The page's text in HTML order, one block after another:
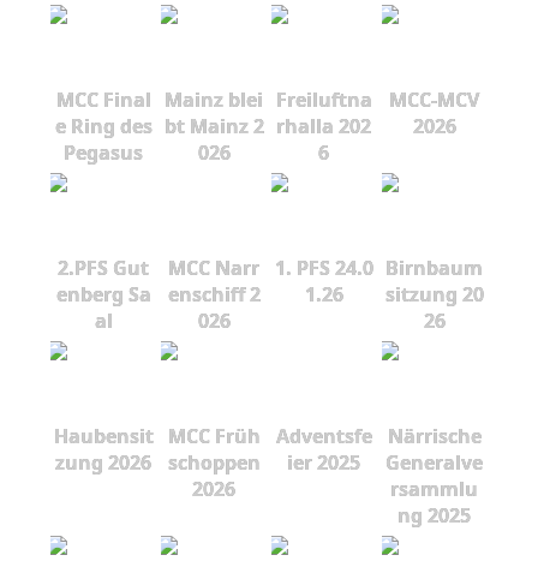
MCC Final
e Ring des
Pegasus
Mainz blei
bt Mainz 2
026
Freiluftna
rhalla 202
6
MCC-MCV
2026
2.PFS Gut
enberg Sa
al
MCC Narr
enschiff 2
026
1. PFS 24.0
1.26
Birnbaum
sitzung 20
26
Haubensit
zung 2026
MCC Früh
schoppen
2026
Adventsfe
ier 2025
Närrische
Generalve
rsammlu
ng 2025